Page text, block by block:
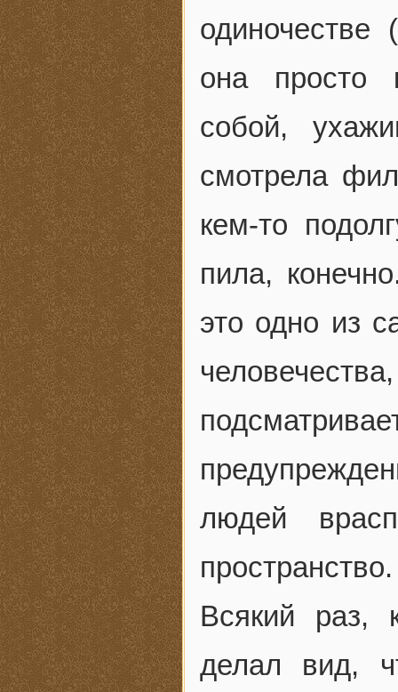
одиночестве
она просто
собой,
смотрела
кем-то
пила,
это одно из
людей
пространство.
Всякий раз,
делал вид,